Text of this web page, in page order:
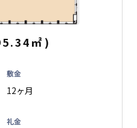
㎡ )
敷金
12ヶ月
礼金